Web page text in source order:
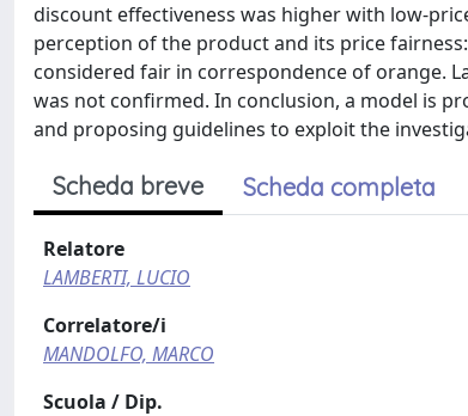
discount effectiveness was higher with low-
perception of the product and its price
considered fair in correspondence of orange.
was not confirmed. In conclusion, a model is
and proposing guidelines to exploit the
Scheda breve Scheda completa
Relatore
LAMBERTI, LUCIO
Correlatore/i
MANDOLFO, MARCO
Scuola / Dip.